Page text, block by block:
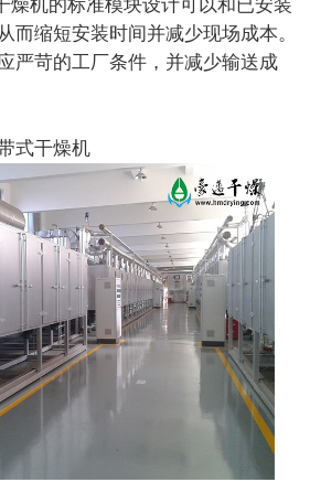
机的标准模块设计可以和已安装
而缩短安装时间并减少现场成本。
严苛的工厂条件，并减少输送成
式干燥机